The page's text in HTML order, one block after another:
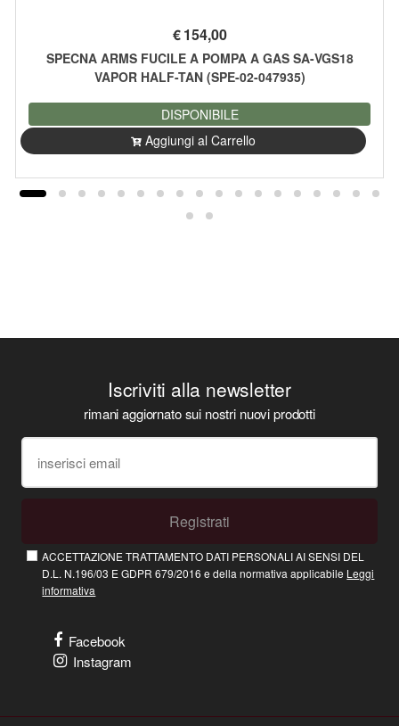
€154,00
SPECNA ARMS FUCILE A POMPA A GAS SA-VGS18
VAPOR HALF-TAN (SPE-02-047935)
DISPONIBILE
Aggiungi al Carrello
Iscriviti alla newsletter
rimani aggiornato sui nostri nuovi prodotti
Registrati
ACCETTAZIONE TRATTAMENTO DATI PERSONALI AI SENSI DEL
D.L. N.196/03 E GDPR 679/2016 e della normativa applicabile Leggi
informativa
Facebook
Instagram